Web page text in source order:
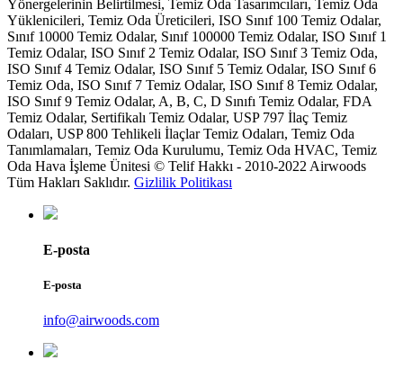
Yönergelerinin Belirtilmesi, Temiz Oda Tasarımcıları, Temiz Oda
Yüklenicileri, Temiz Oda Üreticileri, ISO Sınıf 100 Temiz Odalar,
Sınıf 10000 Temiz Odalar, Sınıf 100000 Temiz Odalar, ISO Sınıf 1
Temiz Odalar, ISO Sınıf 2 Temiz Odalar, ISO Sınıf 3 Temiz Oda,
ISO Sınıf 4 Temiz Odalar, ISO Sınıf 5 Temiz Odalar, ISO Sınıf 6
Temiz Oda, ISO Sınıf 7 Temiz Odalar, ISO Sınıf 8 Temiz Odalar,
ISO Sınıf 9 Temiz Odalar, A, B, C, D Sınıfı Temiz Odalar, FDA
Temiz Odalar, Sertifikalı Temiz Odalar, USP 797 İlaç Temiz
Odaları, USP 800 Tehlikeli İlaçlar Temiz Odaları, Temiz Oda
Tanımlamaları, Temiz Oda Kurulumu, Temiz Oda HVAC, Temiz
Oda Hava İşleme Ünitesi © Telif Hakkı - 2010-2022 Airwoods
Tüm Hakları Saklıdır. Gizlilik Politikası
E-posta
E-posta
info@airwoods.com